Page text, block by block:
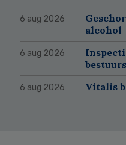
6 aug 2026
alcohol
6 aug 2026
6 aug 2026 Vitalis